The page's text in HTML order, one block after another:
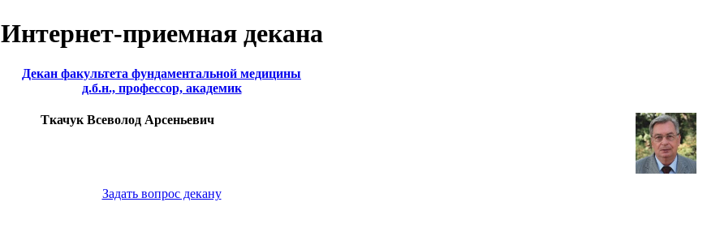
Интернет-приемная декана
Декан факультета фундаментальной медицины
д.б.н., профессор, академик
Ткачук Всеволод Арсеньевич
Задать вопрос декану